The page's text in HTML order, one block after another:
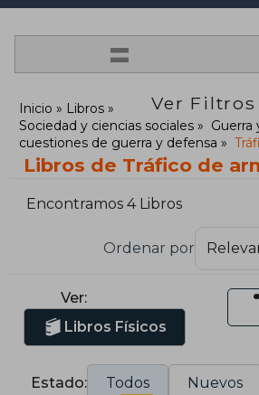
=
Ver Filtros
Inicio
Libros
Sociedad y ciencias sociales
Guerra
cuestiones de guerra y defensa
Libros de Tráfico de
Encontramos 4 Libros
Ordenar por
Ver:
Libros Físicos
Estado: Todos Nuevos